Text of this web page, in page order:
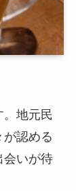
。地元民
認める
会いが待